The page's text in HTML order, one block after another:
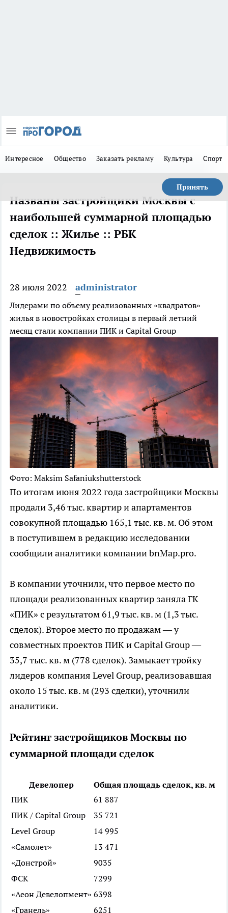
Интересное Общество Заказать рекламу Культура Спорт
Принять
Названы застройщики Москвы с
наибольшей суммарной площадью
сделок :: Жилье :: РБК
Недвижимость
28 июля 2022 administrator
Лидерами по объему реализованных «квадратов»
жилья в новостройках столицы в первый летний
месяц стали компании ПИК и Capital Group
Фото: Maksim Safaniukshutterstock
По итогам июня 2022 года застройщики Москвы
продали 3,46 тыс. квартир и апартаментов
совокупной площадью 165,1 тыс. кв. м. Об этом
в поступившем в редакцию исследовании
сообщили аналитики компании bnMap.pro.
В компании уточнили, что первое место по
площади реализованных квартир заняла ГК
«ПИК» с результатом 61,9 тыс. кв. м (1,3 тыс.
сделок). Второе место по продажам — у
совместных проектов ПИК и Capital Group —
35,7 тыс. кв. м (778 сделок). Замыкает тройку
лидеров компания Level Group, реализовавшая
около 15 тыс. кв. м (293 сделки), уточнили
аналитики.
Рейтинг застройщиков Москвы по
суммарной площади сделок
Девелопер
Общая площадь сделок, кв. м
ПИК
61 887
ПИК / Capital Group
35 721
Level Group
14 995
«Самолет»
13 471
«Донстрой»
9035
ФСК
7299
«Аеон Девелопмент» 6398
«Гранель»
6251